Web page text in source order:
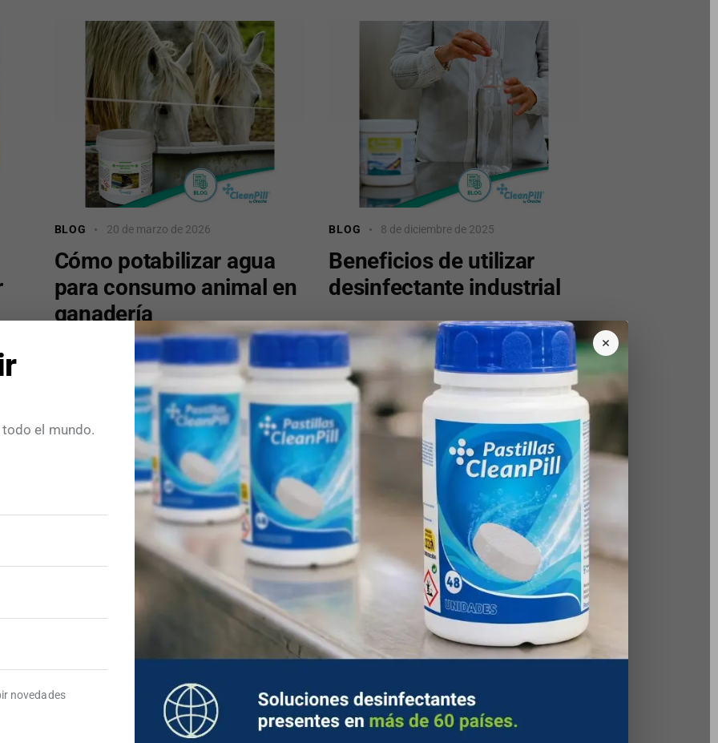
BLOG 20 de marzo de 2026
Cómo potabilizar agua
para consumo animal en
ganadería
BLOG 8 de diciembre de 2025
Beneficios de utilizar
desinfectante industrial
BLOG 6 de agosto de 2025
Beneficios de utilizar
lejía en pastillas
BLOG 23 de julio de 2025
¿Cómo elegir el mejor
proveedor de productos
de limpieza?
×
el mundo.
novedades